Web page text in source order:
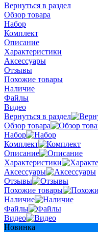
Вернуться в раздел
Обзор товара
Набор
Комплект
Описание
Характеристики
Аксессуары
Отзывы
Похожие товары
Наличие
Файлы
Видео
Вернуться в раздел
Обзор товара
Набор
Комплект
Описание
Характеристики
Аксессуары
Отзывы
Похожие товары
Наличие
Файлы
Видео
Новинка